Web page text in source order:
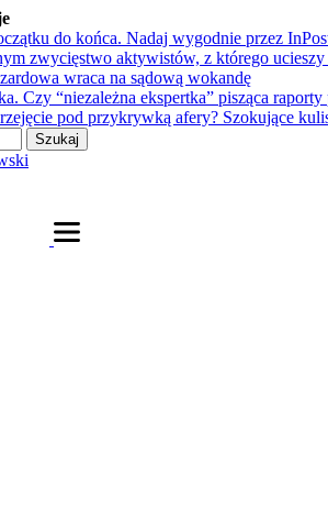
do końca. Nadaj wygodnie przez
zwycięstwo aktywistów, z którego
wraca na sądową wokandę
Czy “niezależna ekspertka” pisząca
pod przykrywką afery? Szokujące